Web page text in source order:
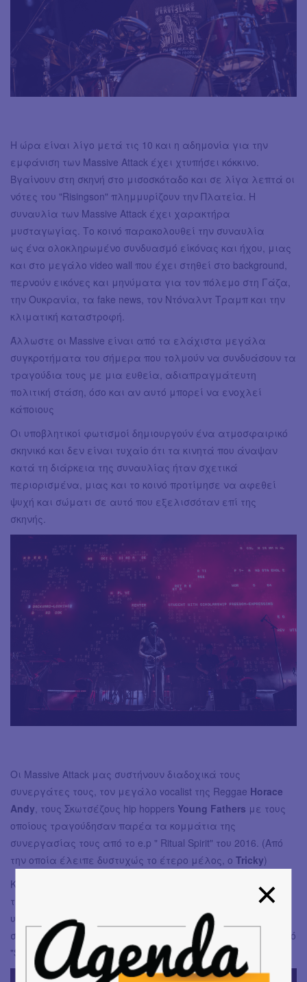
Η ώρα είναι λίγο μετά τις 10 και η αδημονία για την
εμφάνιση των Massive Attack έχει χτυπήσει κόκκινο.
Βγαίνουν στη σκηνή στο μισοσκόταδο και σε λίγα λεπτά οι
νότες του "Risingson" πλημμυρίζουν την Πλατεία. Η
συναυλία των Massive Attack έχει χαρακτήρα
μυσταγωγίας. Το κοινό παρακολουθεί την συναυλία
ως ένα ολοκληρωμένο συνδυασμό είκόνας και ήχου, μιας
και στο μεγάλο video wall που έχει στηθεί στο background,
περνούν εικόνες και μηνύματα για τον πόλεμο στη Γάζα,
την Ουκρανία, τα fake news, τον Ντόναλντ Τραμπ και την
κλιματική καταστροφή.
Άλλωστε οι Massive είναι από τα ελάχιστα μεγάλα
συγκροτήματα του σήμερα που τολμούν να συνδυάσουν τα
τραγούδια τους με μια ευθεία, αδιαπραγμάτευτη
πολιτική στάση, όσο και αν αυτό μπορεί να ενοχλεί
κάποιους
Οι υποβλητικοί φωτισμοί δημιουργούν ένα ατμοσφαιρικό
σκηνικό και δεν είναι τυχαίο ότι τα κινητά που άναψαν
κατά τη διάρκεια της συναυλίας ήταν σχετικά
περιορισμένα, μιας και το κοινό προτίμησε να αφεθεί
ψυχή και σώματι σε αυτό που εξελισσόταν επί της
σκηνής.
Οι Massive Attack μας συστήνουν διαδοχικά τους
συνεργάτες τους, τον μεγάλο vocalist της Reggae Horace
Andy , τους Σκωτσέζους hip hoppers Young Fathers με τους
οποίους τραγούδησαν παρέα τα κομμάτια της
συνεργασίας τους από το e.p " Ritual Spirit" του 2016. (Από
την οποία έλειπε δυστυχώς το έτερο μέλος, ο Tricky)
Και, φυσικά, την ιέρεια
, πρώην τραγουδίστρια
των Cocteau Twins και This Mortal Coil, η οποία απέδωσε
υπέροχα τόσο το "Teardrop" και το "Black Milk" από το
σκοτεινό "Mezzanine" , όσο και την διασκευή στο συγκινητικό
"Song to the Siren" του Tim Buckley